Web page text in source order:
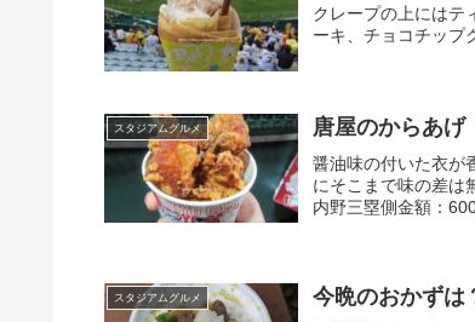
クレープの上にはテ
ーキ、チョコチップ
スタジアムグルメ 唐屋のからあげ
醤油味の付いた衣が
にそこまで味の差は
内野三塁側金額：
スタジアムグルメ 今晩のおかずは